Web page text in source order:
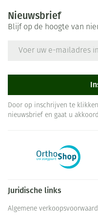
Nieuwsbrief
Blijf op de hoogte van
Door op inschrijven te
nieuwsbrief en gaat u
Juridische links
Algemene